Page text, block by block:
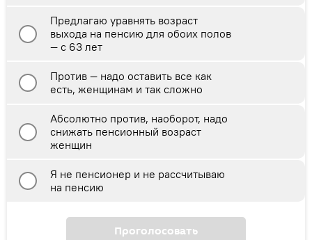
Предлагаю уравнять возраст
выхода на пенсию для обоих полов
— с 63 лет
Против — надо оставить все как
есть, женщинам и так сложно
Абсолютно против, наоборот, надо
снижать пенсионный возраст
женщин
Я не пенсионер и не рассчитываю
на пенсию
Проголосовать